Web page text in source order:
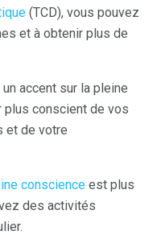
(TCD), vous pouvez
et à obtenir plus de
accent sur la pleine
plus conscient de vos
et de votre
conscience est plus
des activités